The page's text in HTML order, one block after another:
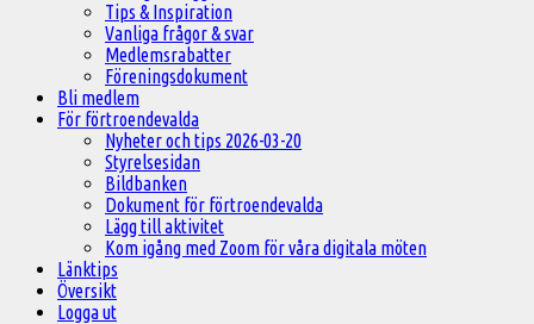
Tips & Inspiration
Vanliga frågor & svar
Medlemsrabatter
Föreningsdokument
Bli medlem
För förtroendevalda
Nyheter och tips 2026-03-20
Styrelsesidan
Bildbanken
Dokument för förtroendevalda
Lägg till aktivitet
Kom igång med Zoom för våra digitala möten
Länktips
Översikt
Logga ut